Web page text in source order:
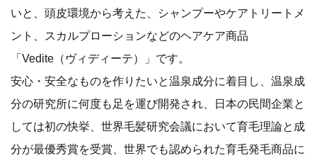
いと、頭皮環境から考えた、シャンプーやケアトリートメ
ント、スカルプローションなどのヘアケア商品
「Vedite（ヴィディーテ）」です。
安心・安全なものを作りたいと温泉成分に着目し、温泉成
分の研究所に何度も足を運び開発され、日本の民間企業と
しては初の快挙、世界毛髪研究会議において育毛理論と成
分が最優秀賞を受賞、世界でも認められた育毛発毛商品に